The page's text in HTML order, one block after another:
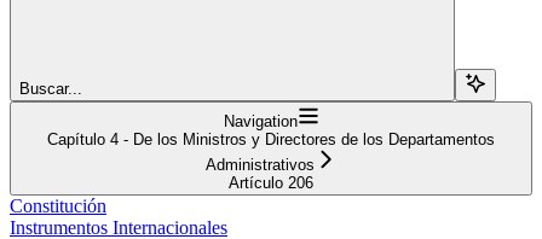
Buscar...
Navigation
Capítulo 4 - De los Ministros y Directores de los Departamentos
Administrativos
Artículo 206
Constitución
Instrumentos Internacionales